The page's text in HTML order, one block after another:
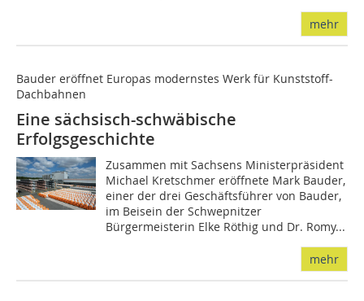
mehr
Bauder eröffnet Europas modernstes Werk für Kunststoff-
Dachbahnen
Eine sächsisch-schwäbische
Erfolgsgeschichte
Zusammen mit Sachsens Ministerpräsident
Michael Kretschmer eröffnete Mark Bauder,
einer der drei Geschäftsführer von Bauder,
im Beisein der Schwepnitzer
Bürgermeisterin Elke Röthig und Dr. Romy...
mehr